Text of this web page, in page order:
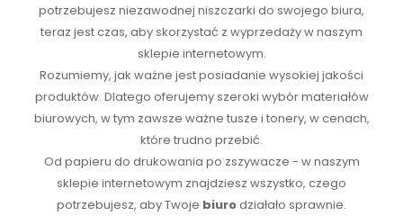
potrzebujesz niezawodnej niszczarki do swojego biura,
teraz jest czas, aby skorzystać z wyprzedaży w naszym
sklepie internetowym.
Rozumiemy, jak ważne jest posiadanie wysokiej jakości
produktów. Dlatego oferujemy szeroki wybór materiałów
biurowych, w tym zawsze ważne tusze i tonery, w cenach,
które trudno przebić.
Od papieru do drukowania po zszywacze - w naszym
sklepie internetowym znajdziesz wszystko, czego
potrzebujesz, aby Twoje biurodziałało sprawnie.